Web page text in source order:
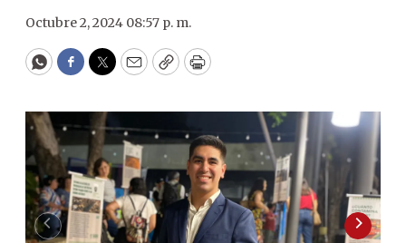
Octubre 2, 2024 08:57 p. m.
WhatsApp
Facebook
Twitter
EmailCopyPrint